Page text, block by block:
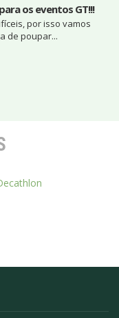
os eventos GT!!!
por isso vamos
de poupar...